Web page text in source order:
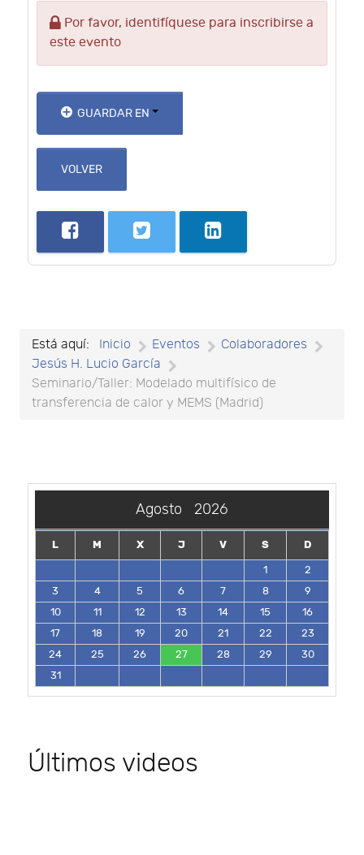
Por favor, identifíquese para inscribirse a
este evento
GUARDAR EN
VOLVER
Está aquí: Inicio Eventos
Colaboradores
Jesús H. Lucio García
Seminario/Taller: Modelado multifísico de
transferencia de calor y MEMS (Madrid)
Agosto 2026
L M X J V S
D
1
2
3
4 5 6 7 8
9
10
11 12 13 14 15
16
17
18 19 20 21 22
23
24
25 26 27 28 29
30
31
Últimos videos